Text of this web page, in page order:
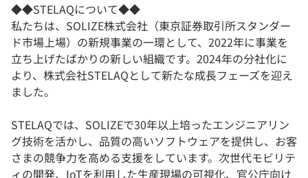
◆◆STELAQについて◆◆
私たちは、SOLIZE株式会社（東京証券取引所スタンダー
ド市場上場）の新規事業の一環として、2022年に事業を
立ち上げたばかりの新しい組織です。2024年の分社化に
より、株式会社STELAQとして新たな成長フェーズを迎え
ました。
STELAQでは、SOLIZEで30年以上培ったエンジニアリン
グ技術を活かし、品質の高いソフトウェアを提供し、お客
さまの競争力を高める支援をしています。次世代モビリテ
ィの開発、IoTを利用した生産現場の可視化、官公庁向け